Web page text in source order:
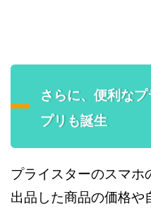
さらに、便利な
プリも誕生
プライスターのスマホ
出品した商品の価格や